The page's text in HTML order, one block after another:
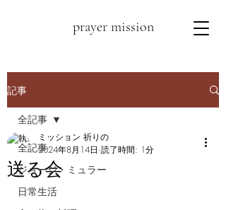
prayer mission
記事
全記事
ジョージ・ミュラー
日常生活
全記事
送る会
ミッション 祈りの
2024年8月14日 読了時間: 1分